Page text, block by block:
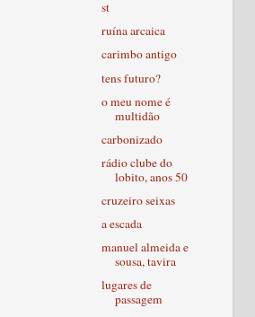
st
ruína arcaica
carimbo antigo
tens futuro?
o meu nome é
multidão
carbonizado
rádio clube do
lobito, anos 50
cruzeiro seixas
a escada
manuel almeida e
sousa, tavira
lugares de
passagem